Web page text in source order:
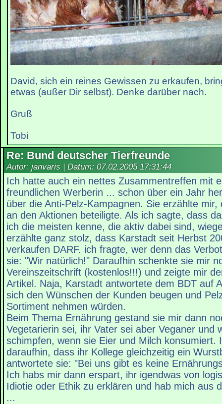
David, sich ein reines Gewissen zu erkaufen,
etwas (außer Dir selbst). Denke darüber nach.
Gruß
Tobi
Re: Bund deutscher Tierfreunde
Autor: janvaris | Datum: 07.02.2005 17:31:44
Ich hatte auch ein nettes Zusammentreffen mit
freundlichen Werberin ... schon über ein Jahr
über die Anti-Pelz-Kampagnen. Sie erzählte mir,
an den Aktionen beteiligte. Als ich sagte, dass
ich die meisten kenne, die aktiv dabei sind,
erzählte ganz stolz, dass Karstadt seit Herbst
verkaufen DARF. ich fragte, wer denn das
sie: "Wir natürlich!" Daraufhin schenkte sie mir
Vereinszeitschrift (kostenlos!!!) und zeigte mir
Artikel. Naja, Karstadt antwortete dem BDT auf
sich den Wünschen der Kunden beugen und
Sortiment nehmen würden.
Beim Thema Ernährung gestand sie mir dann
Vegetarierin sei, ihr Vater sei aber Veganer und
schimpfen, wenn sie Eier und Milch konsumiert.
daraufhin, dass ihr Kollege gleichzeitig ein
antwortete sie: "Bei uns gibt es keine
Ich habs mir dann erspart, ihr igendwas von
Idiotie oder Ethik zu erklären und hab mich aus
...